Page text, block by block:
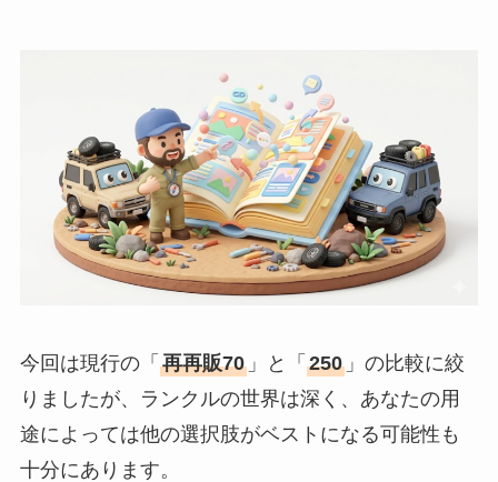
今回は現行の「 再再販70」と「 250」の比較に絞
りましたが、ランクルの世界は深く、あなたの用
途によっては他の選択肢がベストになる可能性も
十分にあります。